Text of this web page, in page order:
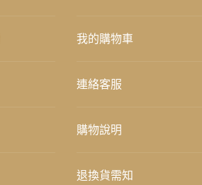
我的購物車
連絡客服
購物說明
退換貨需知